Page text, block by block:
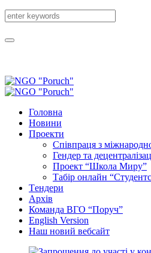
Головна
Новини
Проекти
Співпраця з
Гендер та
Проект “Школа Миру”
Табір онлайн
Tендери
Архів
Команда ВГО “Поруч”
English Version
Наш новий вебсайт